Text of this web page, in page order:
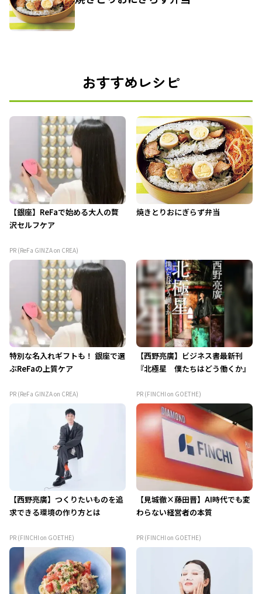
おすすめレシピ
【銀座】ReFaで始める大人の贅
沢セルフケア
PR (ReFa GINZA on CREA)
焼きとりおにぎらず弁当
特別な名入れギフトも！ 銀座で選
ぶReFaの上質ケア
PR (ReFa GINZA on CREA)
【西野亮廣】ビジネス書最新刊
『北極星 僕たちはどう働くか』
PR (FINCHI on GOETHE)
【西野亮廣】つくりたいものを追
求できる環境の作り方とは
PR (FINCHI on GOETHE)
【見城徹×藤田晋】AI時代でも変
わらない経営者の本質
PR (FINCHI on GOETHE)